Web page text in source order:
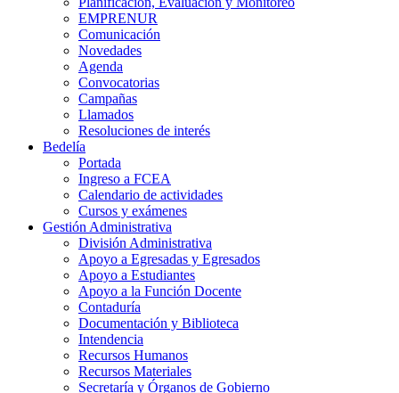
EMPRENUR
Comunicación
Novedades
Agenda
Convocatorias
Campañas
Llamados
Resoluciones de interés
Bedelía
Portada
Ingreso a FCEA
Calendario de actividades
Cursos y exámenes
Gestión Administrativa
División Administrativa
Apoyo a Egresadas y Egresados
Apoyo a Estudiantes
Apoyo a la Función Docente
Contaduría
Documentación y Biblioteca
Intendencia
Recursos Humanos
Recursos Materiales
Secretaría y Órganos de Gobierno